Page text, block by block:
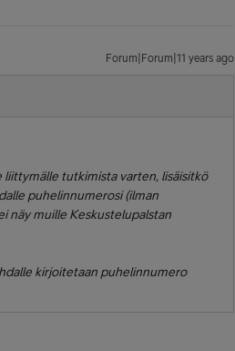
Forum|Forum|11 years ago
liittymälle tutkimista varten, lisäisitkö
puhelinnumerosi (ilman
näy muille Keskustelupalstan
kirjoitetaan puhelinnumero